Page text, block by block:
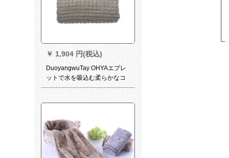
￥ 1,904 円(税込)
DuoyangwuTay OHYAエプレ
ットで水を吸込む柔らかなコ
—トの柔らかな吸水タオルの